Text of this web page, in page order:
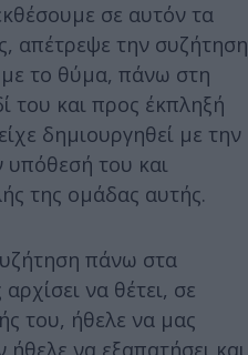
σε αυτόν τα
απέτρεψε την συζήτηση
το θύμα, πάνω στη
του και προς έκπληξή
δημιουργηθεί με την
του και
της ομάδας αυτής.
πάνω στα
να θέτει, σε
του, ήθελε να μας
ήθελε να εξαπατήσει και